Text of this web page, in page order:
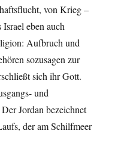
von Krieg –
eben auch
Aufbruch und
sozusagen zur
sich ihr Gott.
und
Jordan bezeichnet
der am Schilfmeer